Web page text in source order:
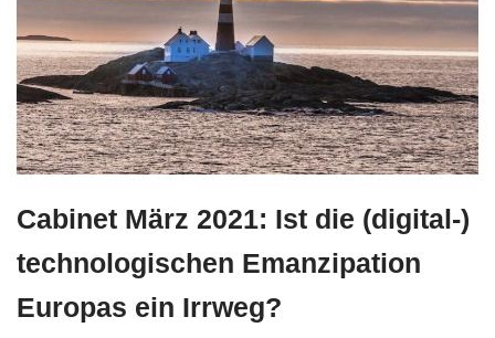
Cabinet März 2021: Ist die (digital-)
technologischen Emanzipation
Europas ein Irrweg?